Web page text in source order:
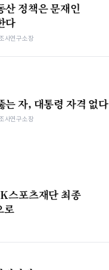
산 정책은 문재인
다
사연구소장
는 자, 대통령 자격 없다
사연구소장
스포츠재단 최종
로